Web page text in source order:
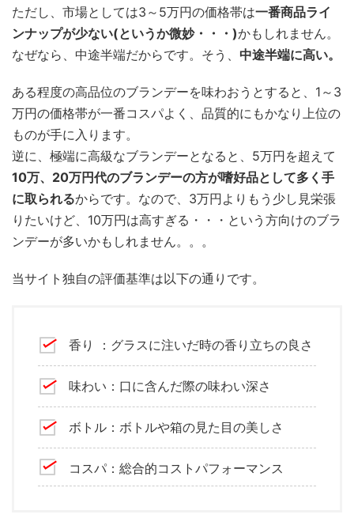
ただし、市場としては3～5万円の価格帯は一番商品ライ
ンナップが少ない(というか微妙・・・)かもしれません。
なぜなら、中途半端だからです。そう、 中途半端に高い。
ある程度の高品位のブランデーを味わおうとすると、1～3
万円の価格帯が一番コスパよく、品質的にもかなり上位の
ものが手に入ります。
逆に、極端に高級なブランデーとなると、5万円を超えて
10万、20万円代のブランデーの方が嗜好品として多く手
に取られるからです。なので、3万円よりもう少し見栄張
りたいけど、10万円は高すぎる・・・という方向けのブラ
ンデーが多いかもしれません。。。
当サイト独自の評価基準は以下の通りです。
香り ：グラスに注いだ時の香り立ちの良さ
味わい：口に含んだ際の味わい深さ
ボトル：ボトルや箱の見た目の美しさ
コスパ：総合的コストパフォーマンス